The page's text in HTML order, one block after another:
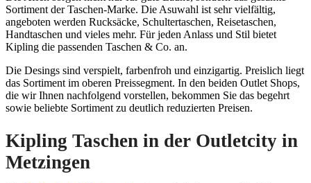
Sortiment der Taschen-Marke. Die Asuwahl ist sehr vielfältig,
angeboten werden Rucksäcke, Schultertaschen, Reisetaschen,
Handtaschen und vieles mehr. Für jeden Anlass und Stil bietet
Kipling die passenden Taschen & Co. an.
Die Desings sind verspielt, farbenfroh und einzigartig. Preislich liegt
das Sortiment im oberen Preissegment. In den beiden Outlet Shops,
die wir Ihnen nachfolgend vorstellen, bekommen Sie das begehrt
sowie beliebte Sortiment zu deutlich reduzierten Preisen.
Kipling Taschen in der Outletcity in
Metzingen